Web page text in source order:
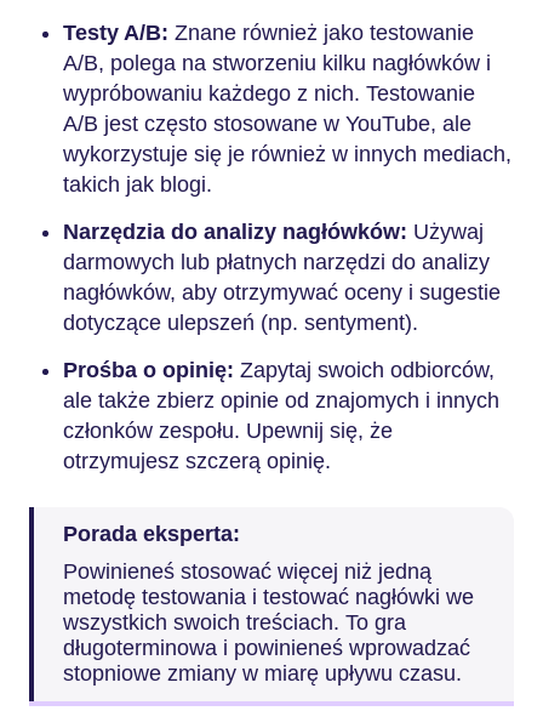
Testy A/B: Znane również jako testowanie
A/B, polega na stworzeniu kilku nagłówków i
wypróbowaniu każdego z nich. Testowanie
A/B jest często stosowane w YouTube, ale
wykorzystuje się je również w innych mediach,
takich jak blogi.
Narzędzia do analizy nagłówków: Używaj
darmowych lub płatnych narzędzi do analizy
nagłówków, aby otrzymywać oceny i sugestie
dotyczące ulepszeń (np. sentyment).
Prośba o opinię: Zapytaj swoich odbiorców,
ale także zbierz opinie od znajomych i innych
członków zespołu. Upewnij się, że
otrzymujesz szczerą opinię.
Porada eksperta:
Powinieneś stosować więcej niż jedną
metodę testowania i testować nagłówki we
wszystkich swoich treściach. To gra
długoterminowa i powinieneś wprowadzać
stopniowe zmiany w miarę upływu czasu.